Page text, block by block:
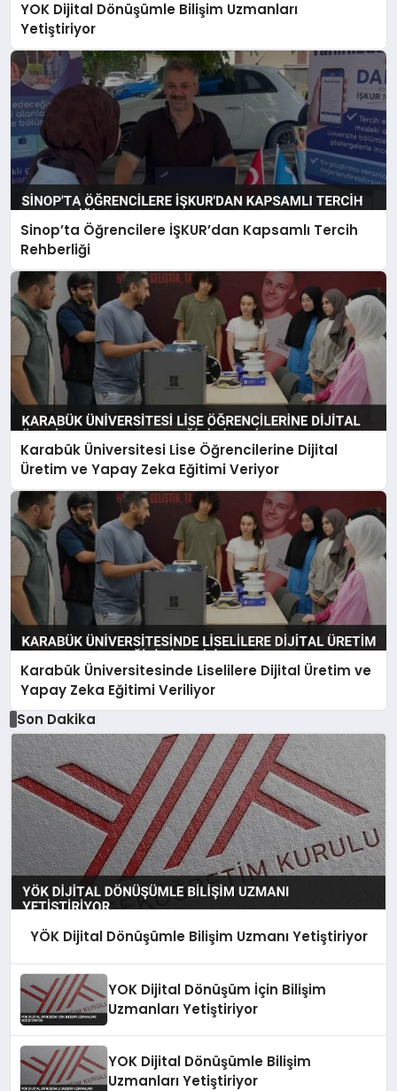
YOK Dijital Dönüşümle Bilişim Uzmanları
Yetiştiriyor
Sinop’ta Öğrencilere İŞKUR’dan Kapsamlı Tercih
Rehberliği
Karabük Üniversitesi Lise Öğrencilerine Dijital
Üretim ve Yapay Zeka Eğitimi Veriyor
Karabük Üniversitesinde Liselilere Dijital Üretim ve
Yapay Zeka Eğitimi Veriliyor
Son Dakika
YÖK Dijital Dönüşümle Bilişim Uzmanı Yetiştiriyor
YOK Dijital Dönüşüm İçin Bilişim
Uzmanları Yetiştiriyor
YOK Dijital Dönüşümle Bilişim
Uzmanları Yetiştiriyor